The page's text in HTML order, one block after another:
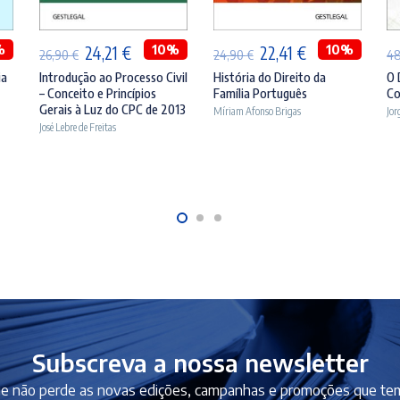
26,90€ O
preço
original
era:
24,21 €O
preço
atual
10%
Introdução ao Processo Civil
– Conceito e Princípios
Gerais à Luz do CPC de 2013
José Lebre de Freitas
24,90€ O
preço
original
22,41 €O
preço
atual
10%
História do Direito da
Família Português
Míriam Afonso Brigas
O
Subscreva a nossa newsletter
não perde as novas edições, campanhas e promoções que